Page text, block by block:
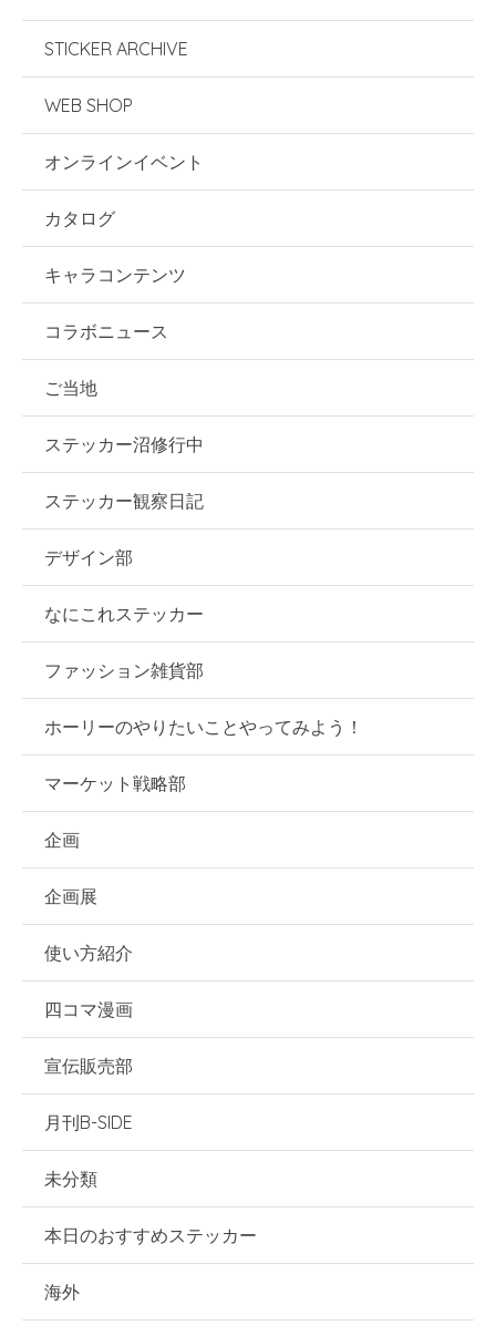
STICKER ARCHIVE
WEB SHOP
オンラインイベント
カタログ
キャラコンテンツ
コラボニュース
ご当地
ステッカー沼修行中
ステッカー観察日記
デザイン部
なにこれステッカー
ファッション雑貨部
ホーリーのやりたいことやってみよう！
マーケット戦略部
企画
企画展
使い方紹介
四コマ漫画
宣伝販売部
月刊B-SIDE
未分類
本日のおすすめステッカー
海外